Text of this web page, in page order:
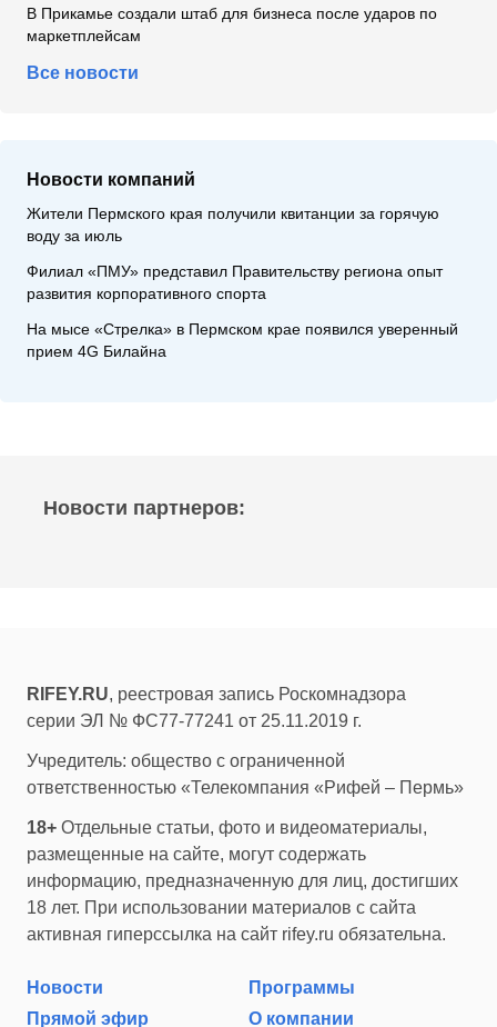
В Прикамье создали штаб для бизнеса после ударов по
маркетплейсам
Все новости
Новости компаний
Жители Пермского края получили квитанции за горячую
воду за июль
Филиал «ПМУ» представил Правительству региона опыт
развития корпоративного спорта
На мысе «Стрелка» в Пермском крае появился уверенный
прием 4G Билайна
Новости партнеров:
RIFEY.RU, реестровая запись Роскомнадзора
серии ЭЛ № ФС77-77241 от 25.11.2019 г.
Учредитель: общество с ограниченной
ответственностью «Телекомпания «Рифей – Пермь»
18+ Отдельные статьи, фото и видеоматериалы,
размещенные на сайте, могут содержать
информацию, предназначенную для лиц, достигших
18 лет. При использовании материалов с сайта
активная гиперссылка на сайт rifey.ru обязательна.
Новости
Программы
Прямой эфир
О компании